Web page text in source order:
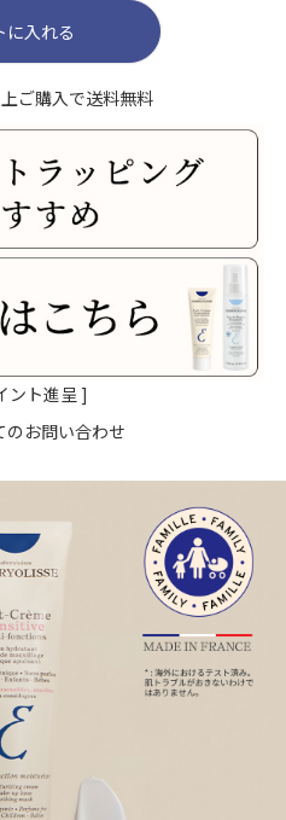
に入れる
ご購入で送料無料
ント進呈 ]
のお問い合わせ